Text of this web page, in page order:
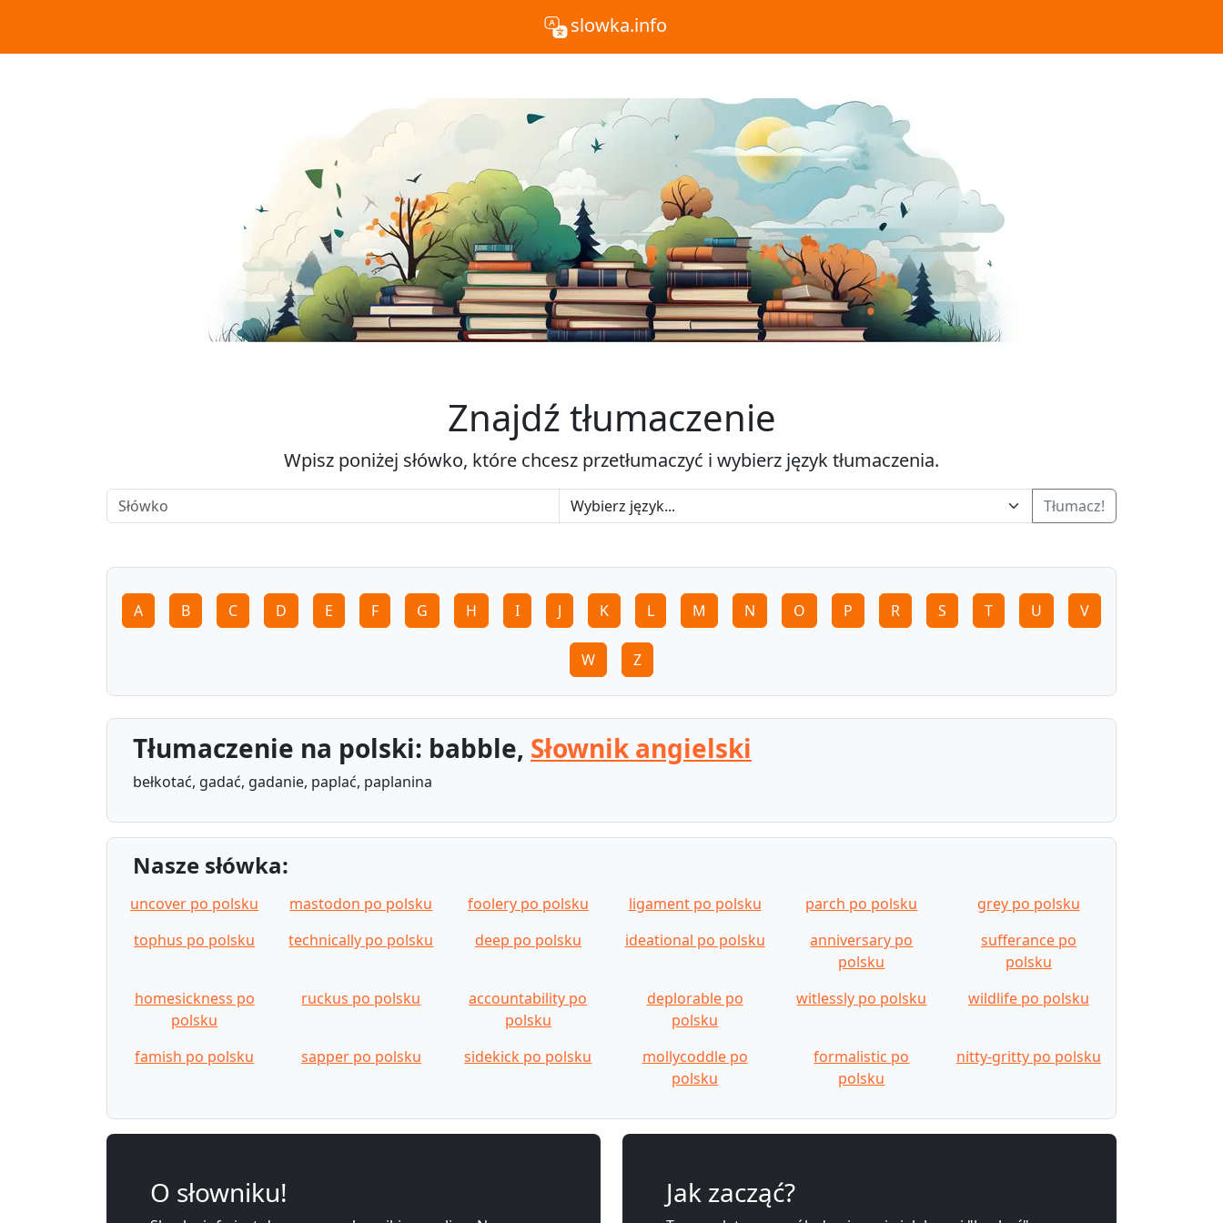
slowka.info
Znajdź tłumaczenie
Wpisz poniżej słówko, które chcesz przetłumaczyć i wybierz język tłumaczenia.
Tłumacz!
A B C D E F G H I J K L M N O P R S T U V
W Z
Tłumaczenie na polski: babble, Słownik angielski
bełkotać, gadać, gadanie, paplać, paplanina
Nasze słówka:
uncover po polsku mastodon po polsku foolery po polsku ligament po polsku parch po polsku
grey po polsku
tophus po polsku
technically po polsku deep po polsku ideational po polsku
anniversary po
polsku
sufferance po
polsku
homesickness po
polsku
ruckus po polsku
accountability po
polsku
deplorable po
polsku
witlessly po polsku wildlife po polsku
famish po polsku sapper po polsku sidekick po polsku
mollycoddle po
polsku
formalistic po
polsku
nitty-gritty po polsku
O słowniku! Jak zacząć?